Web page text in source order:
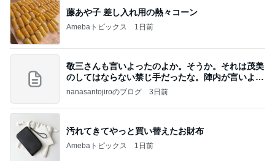
藤あや子 差し入れ用の熱々コーン
Amebaトピックス 1日前
敬三さんも言いよったのよか。そうか。それは茂美
のしてはならない禁じ手だったな。陣内が言いよる
のよ
nanasantojiroのブログ 3日前
汚れてきてやっと買い替えたお財布
Amebaトピックス 1日前